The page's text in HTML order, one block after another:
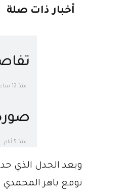
أخبار ذات صلة
منذ 12 ساعة
منذ 5 أيام
وبعد الجدل الذي
توقع باهر المحمدي